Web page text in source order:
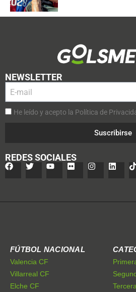
NEWSLETTER
He leído y acepto la Política de
Suscribirse
REDES SOCIALES
FÚTBOL NACIONAL
Valencia CF
Villarreal CF
Elche CF